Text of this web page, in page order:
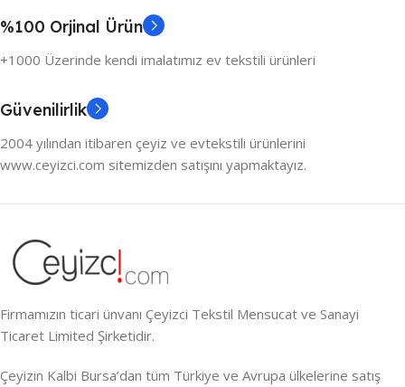
%100 Orjinal Ürün
+1000 Üzerinde kendi imalatımız ev tekstili ürünleri
Güvenilirlik
2004 yılından itibaren çeyiz ve evtekstili ürünlerini
www.ceyizci.com sitemizden satışını yapmaktayız.
Firmamızın ticari ünvanı Çeyizci Tekstil Mensucat ve Sanayi
Ticaret Limited Şirketidir.
Çeyizin Kalbi Bursa’dan tüm Türkiye ve Avrupa ülkelerine satış